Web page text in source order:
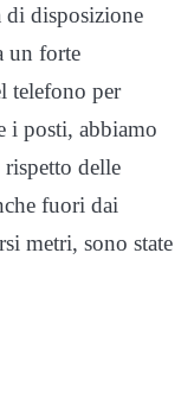
di disposizione
un forte
telefono per
i posti, abbiamo
rispetto delle
fuori dai
metri, sono state